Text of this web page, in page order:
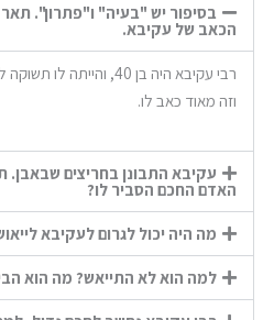
בסיפור יש "בעיה" ו"פתרון".
הכאב של עקיבא.
רבי עקיבא היה בן 40,
וזה מאוד כאב לו.
עקיבא התבונן בחריצים
האדם החכם הסביר לו?
מה היה יכול לגרום לעקיבא
למה הוא לא התייאש? מה הוא